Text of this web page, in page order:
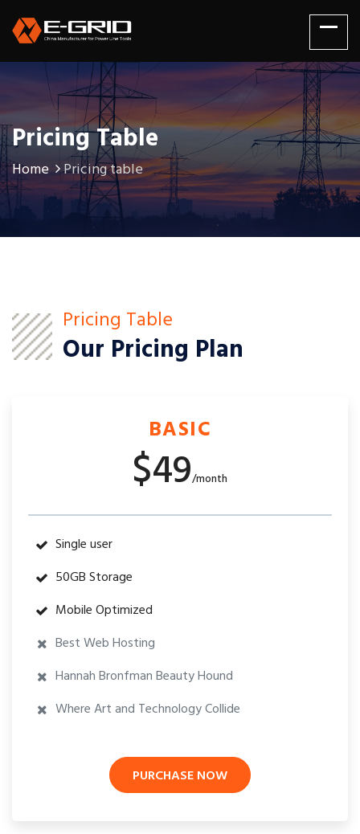
Pricing Table
Home Pricing table
Pricing Table
Our Pricing Plan
BASIC
$49/month
Single user
50GB Storage
Mobile Optimized
Best Web Hosting
Hannah Bronfman Beauty Hound
Where Art and Technology Collide
PURCHASE NOW